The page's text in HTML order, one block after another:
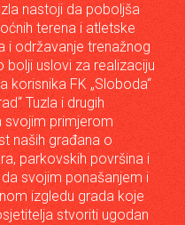
nastoji da poboljša
terena i atletske
i održavanje trenažnog
uslovi za realizaciju
korisnika FK „Sloboda“
Tuzla i drugih
svojim primjerom
naših građana o
parkovskih površina i
svojim ponašanjem i
izgledu grada koje
stvoriti ugodan